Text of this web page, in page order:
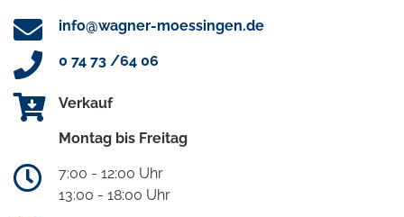
info@wagner-moessingen.de
0 74 73 /64 06
Verkauf
Montag bis Freitag
7:00 - 12:00 Uhr
13:00 - 18:00 Uhr